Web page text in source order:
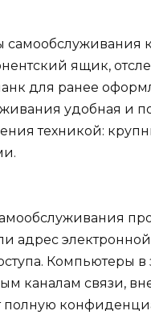
ящик,
для ранее
удобная и
техникой:
адрес
Компьютеры в
каналам связи,
полную